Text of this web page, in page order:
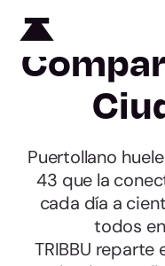
Puertollano
43 que la
cada día a
todos
TRIBBU